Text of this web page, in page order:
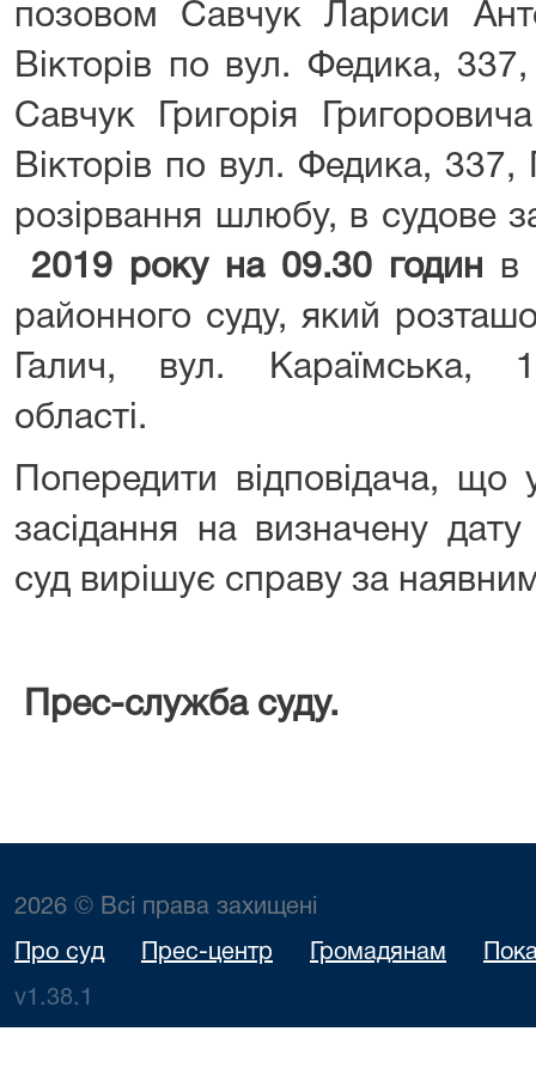
позовом Савчук Лариси
Вікторів по вул. Федика,
Савчук Григорія
Вікторів по вул. Федика, 337,
розірвання шлюбу, в судове
2019 року на 09.30
годин в
районного суду, який
Галич, вул. Караїмська,
області.
Попередити відповідача,
засідання на визначену
суд вирішує справу за
Прес-служба суду.
2026 © Всі права захищені
Про суд Прес-центр Громадянам
v1.38.1